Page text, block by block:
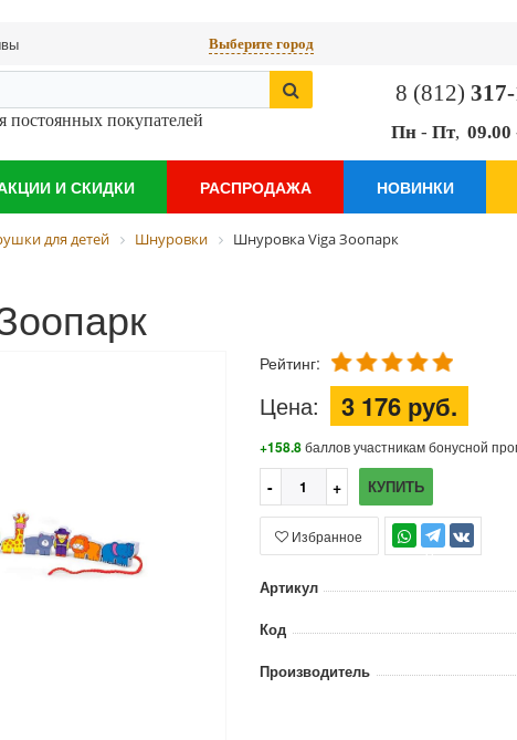
Выберите город
постоянных покупателей
8 (812)
Пн - Пт, 09.00
И СКИДКИ РАСПРОДАЖА НОВИНКИ
для детей Шнуровки Шнуровка Viga Зоопарк
Рейтинг:
Цена: 3 176 руб.
+158.8баллов участникам бонусной
КУПИТЬ
TG
Избранное
Артикул
Код
Производитель